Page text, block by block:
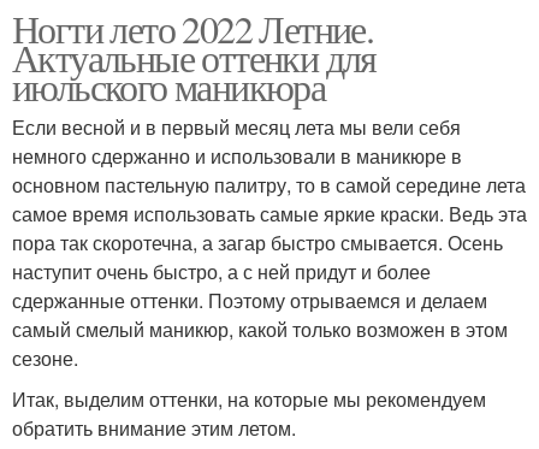
Ногти лето 2022 Летние.
Актуальные оттенки для
июльского маникюра
Если весной и в первый месяц лета мы вели себя
немного сдержанно и использовали в маникюре в
основном пастельную палитру, то в самой середине лета
самое время использовать самые яркие краски. Ведь эта
пора так скоротечна, а загар быстро смывается. Осень
наступит очень быстро, а с ней придут и более
сдержанные оттенки. Поэтому отрываемся и делаем
самый смелый маникюр, какой только возможен в этом
сезоне.
Итак, выделим оттенки, на которые мы рекомендуем
обратить внимание этим летом.